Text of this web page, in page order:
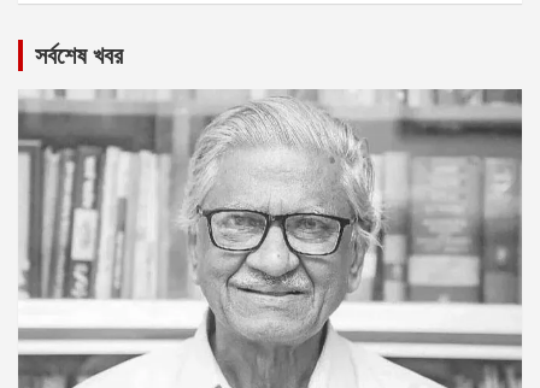
সর্বশেষ খবর